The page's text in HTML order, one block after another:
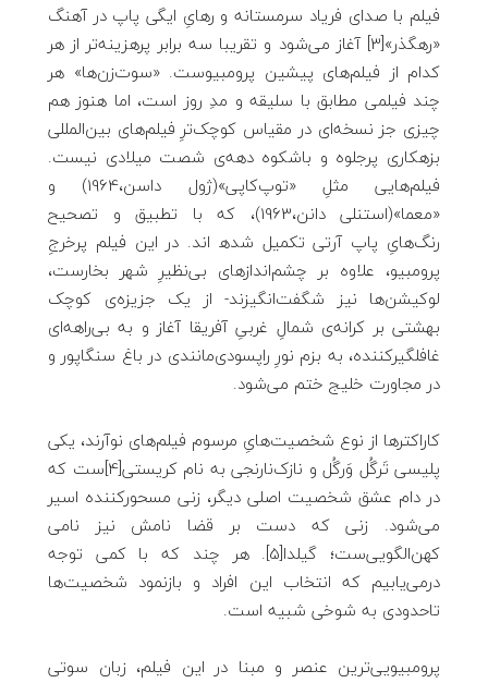
فیلم با صدای فریاد سرمستانه‌ و رهایِ ایگی پاپ در آهنگ
«رهگذر»[3] آغاز می‌شود و تقریبا سه برابر پرهزینه‌تر از هر
کدام از فیلم‌های پیشین پرومبیوست. «سوت‌زن‌ها» هر
چند فیلمی مطابق با سلیقه‌ و مدِ روز است، اما هنوز هم
چیزی جز نسخه‌‌ای در مقیاس کوچک‌ترِ فیلم‌های بین‌المللی
بزهکاری پرجلوه و باشکوه دهه‌ی شصت میلادی نیست.
فیلم‌هایی مثلِ «توپ‌کاپی»(ژول داسن،1964) و
«معما»(استنلی دانن،1963)، که با تطبیق و تصحیح
رنگ‌هایِ پاپ آرتی تکمیل شده‍‌ اند. در این فیلم پرخرجِ
پرومبیو، علاوه بر چشم‌اندازهای بی‌نظیرِ شهر بخارست،
لوکیشن‌ها نیز شگفت‌انگیزند- از یک جزیزه‌ی کوچک
بهشتی بر کرانه‌ی شمالِ غربیِ آفریقا آغاز و به بی‌راهه‌ای
غافلگیرکننده، به بزم نورِ راپسودی‌مانندی در باغ سنگاپور و
در مجاورت خلیج ختم می‌شود.
کاراکترها از نوع شخصیت‌هایِ مرسوم فیلم‌های نوآرند، یکی
پلیسی تَرگُل وَرگُل و نازک‌نارنجی به نام کریستی[4]ست که
در دام عشق شخصیت اصلی دیگر، زنی مسحورکننده اسیر
می‌شود. زنی که دست بر قضا نامش نیز نامی
کهن‌الگویی‌ست؛ گیلدا[5]. هر چند که با کمی توجه
درمی‌یابیم که انتخاب این افراد و بازنمود شخصیت‌ها
تاحدودی به شوخی شبیه است.
پرومبیویی‌ترین عنصر و مبنا در این فیلم، زبان سوتی